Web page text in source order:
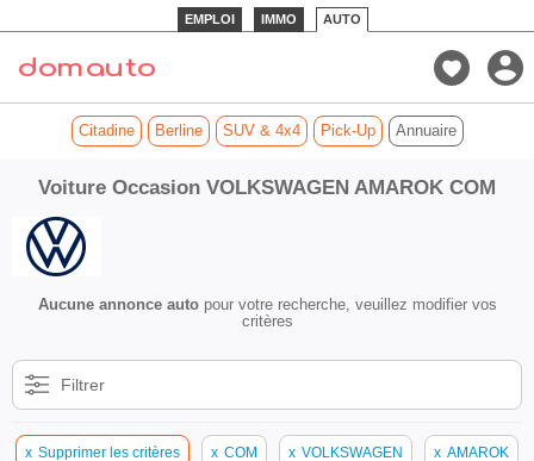
EMPLOI IMMO AUTO
Citadine Berline SUV & 4x4 Pick-Up Annuaire
Voiture Occasion VOLKSWAGEN AMAROK COM
Aucune annonce autopour votre recherche, veuillez modifier vos
critères
Filtrer
x Supprimer les critères x COM x VOLKSWAGEN x AMAROK